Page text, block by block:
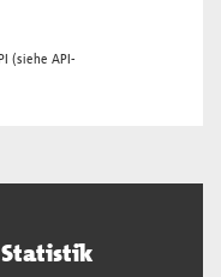
(siehe API-